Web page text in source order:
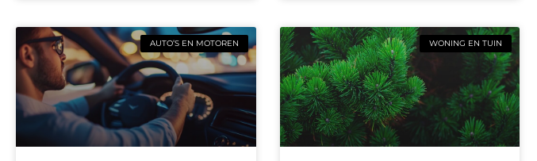
AUTO’S EN MOTOREN WONING EN TUIN